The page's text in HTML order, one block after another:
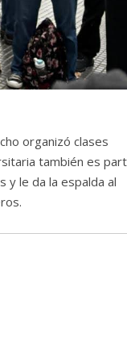
organizó clases
también es
y le da la espalda al